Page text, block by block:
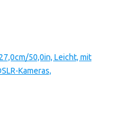
50,0in, Leicht, mit
Kameras,